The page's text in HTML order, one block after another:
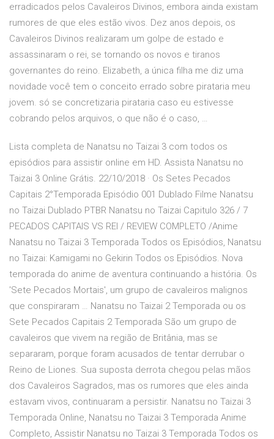
erradicados pelos Cavaleiros Divinos, embora ainda existam
rumores de que eles estão vivos. Dez anos depois, os
Cavaleiros Divinos realizaram um golpe de estado e
assassinaram o rei, se tornando os novos e tiranos
governantes do reino. Elizabeth, a única filha me diz uma
novidade você tem o conceito errado sobre pirataria meu
jovem. só se concretizaria pirataria caso eu estivesse
cobrando pelos arquivos, o que não é o caso, …
Lista completa de Nanatsu no Taizai 3 com todos os
episódios para assistir online em HD. Assista Nanatsu no
Taizai 3 Online Grátis. 22/10/2018 · Os Setes Pecados
Capitais 2°Temporada Episódio 001 Dublado Filme Nanatsu
no Taizai Dublado PTBR Nanatsu no Taizai Capitulo 326 / 7
PECADOS CAPITAIS VS REI / REVIEW COMPLETO /Anime
Nanatsu no Taizai 3 Temporada Todos os Episódios, Nanatsu
no Taizai: Kamigami no Gekirin Todos os Episódios. Nova
temporada do anime de aventura continuando a história. Os
'Sete Pecados Mortais', um grupo de cavaleiros malignos
que conspiraram … Nanatsu no Taizai 2 Temporada ou os
Sete Pecados Capitais 2 Temporada São um grupo de
cavaleiros que vivem na região de Britânia, mas se
separaram, porque foram acusados de tentar derrubar o
Reino de Liones. Sua suposta derrota chegou pelas mãos
dos Cavaleiros Sagrados, mas os rumores que eles ainda
estavam vivos, continuaram a persistir. Nanatsu no Taizai 3
Temporada Online, Nanatsu no Taizai 3 Temporada Anime
Completo, Assistir Nanatsu no Taizai 3 Temporada Todos os